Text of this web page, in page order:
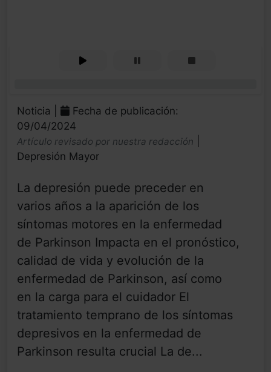
Noticia |
Fecha de publicación:
09/04/2024
Artículo revisado por nuestra redacción
Depresión Mayor
La depresión puede preceder en
varios años a la aparición de los
síntomas motores en la enfermedad
de Parkinson Impacta en el pronóstico,
calidad de vida y evolución de la
enfermedad de Parkinson, así como
en la carga para el cuidador El
tratamiento temprano de los síntomas
depresivos en la enfermedad de
Parkinson resulta crucial La de...